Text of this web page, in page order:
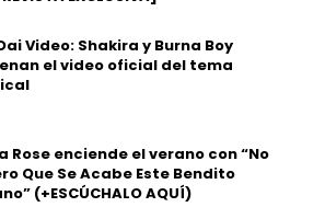
Video: Shakira y Burna Boy
el video oficial del tema
Rose enciende el verano con “No
Que Se Acabe Este Bendito
(+ESCÚCHALO AQUÍ)